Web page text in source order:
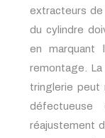
extracteurs
du cylindre
en marquant
remontage.
tringlerie peut
réajustement